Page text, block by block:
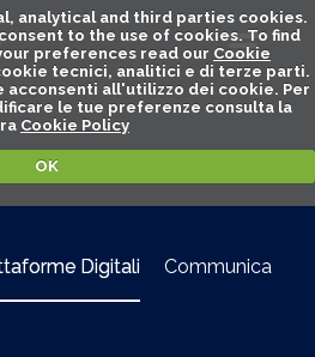
analytical and third parties cookies.
to the use of cookies. To find
preferences read our Cookie
tecnici, analitici e di terze parti.
acconsenti all'utilizzo dei cookie. Per
le tue preferenze consulta la
Cookie Policy
OK
Digitali Communication